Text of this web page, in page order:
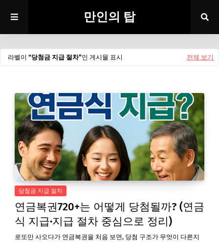
만인의 탑
라벨이 당첨금 지급 절차 인 게시물 표시 전체 보기
당첨금 지급 절차
연금복권720+는 어떻게 당첨될까? (연금
식 지급·지급 절차 중심으로 정리)
로또만 사오다가 연금복권을 처음 보면, 당첨 구조가 무엇이 다른지